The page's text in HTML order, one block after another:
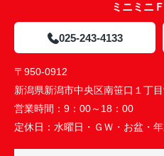
ミニミニ
025-243-4133
〒950-0912
新潟県新潟市中央区南笹口１丁
営業時間： 9：00～18：00
定休日： 水曜日・ＧＷ・お盆・